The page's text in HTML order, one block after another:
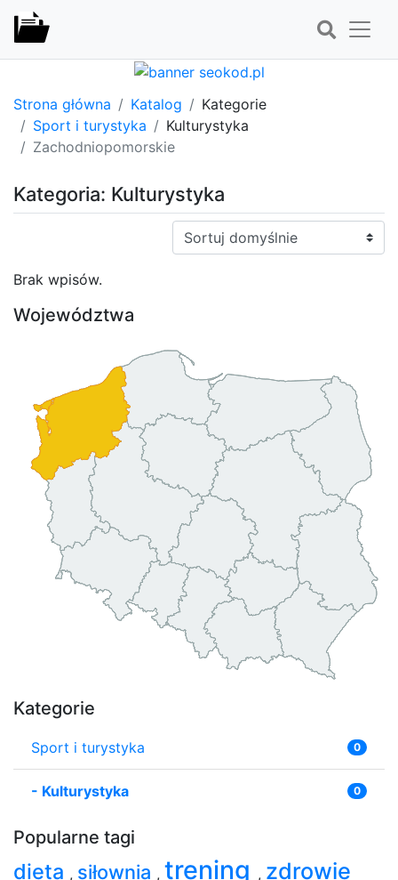
Strona główna Katalog
Kategorie
Sport i turystyka
Kulturystyka
Zachodniopomorskie
Kategoria: Kulturystyka
Sortuj:
Brak wpisów.
Województwa
Kategorie
Sport i turystyka 0
- Kulturystyka 0
Popularne tagi
dieta , siłownia , trening , zdrowie